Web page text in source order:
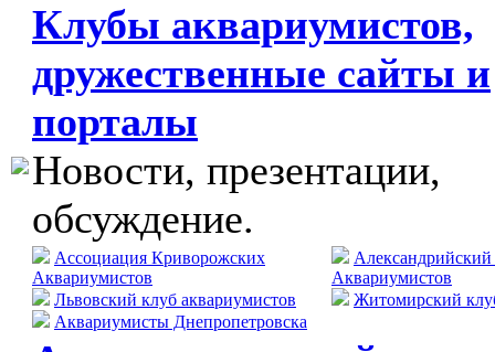
Клубы аквариумистов,
дружественные сайты и
порталы
Новости, презентации,
обсуждение.
Ассоциация Криворожских
Аквариумистов
Львовский клуб аквариумистов
Аквариумисты Днепропетровска
Аквариумистов
Житомирский